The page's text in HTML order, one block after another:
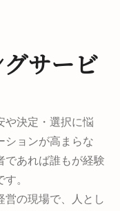
サービ
や決定・選択に悩
ションが高まらな
であれば誰もが経験
。
営の現場で、人とし